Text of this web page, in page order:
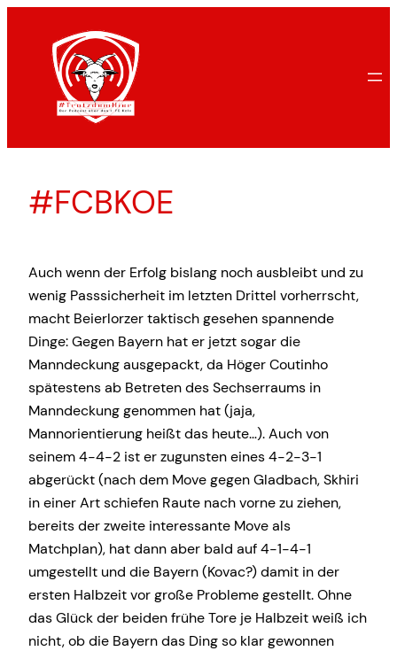
springen
#FCBKOE
Auch wenn der Erfolg bislang noch ausbleibt und zu
wenig Passsicherheit im letzten Drittel vorherrscht,
macht Beierlorzer taktisch gesehen spannende
Dinge: Gegen Bayern hat er jetzt sogar die
Manndeckung ausgepackt, da Höger Coutinho
spätestens ab Betreten des Sechserraums in
Manndeckung genommen hat (jaja,
Mannorientierung heißt das heute…). Auch von
seinem 4-4-2 ist er zugunsten eines 4-2-3-1
abgerückt (nach dem Move gegen Gladbach, Skhiri
in einer Art schiefen Raute nach vorne zu ziehen,
bereits der zweite interessante Move als
Matchplan), hat dann aber bald auf 4-1-4-1
umgestellt und die Bayern (Kovac?) damit in der
ersten Halbzeit vor große Probleme gestellt. Ohne
das Glück der beiden frühe Tore je Halbzeit weiß ich
nicht, ob die Bayern das Ding so klar gewonnen